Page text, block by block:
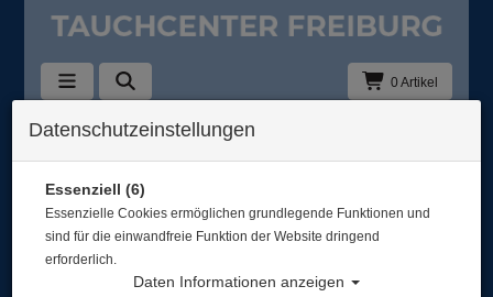
0 Artikel
Zurück
Datenschutzeinstellungen
Essenziell (6)
Essenzielle Cookies ermöglichen grundlegende Funktionen und
sind für die einwandfreie Funktion der Website dringend
erforderlich.
Daten Informationen anzeigen